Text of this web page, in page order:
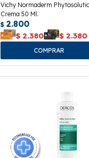
Vichy Normaderm
Crema 50 Ml.
$ 2.800
$ 2.380 $ 2.380